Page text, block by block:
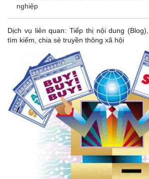
nghiệp
Dịch vụ liên quan: Tiếp thị nội dung
tìm kiếm, chia sẻ truyền thông xã hội